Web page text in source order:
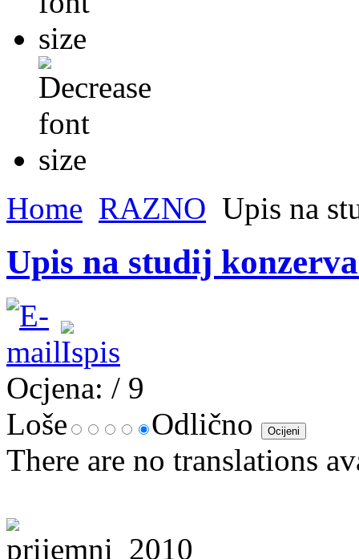
Home RAZNO Upis na
Upis na studij
Ocjena: / 9
Loše
Odlično
There are no translations